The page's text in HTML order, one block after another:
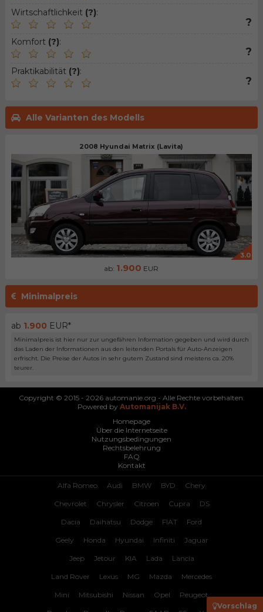
Wirtschaftlichkeit (?):
?
Komfort (?):
?
Praktikabilität (?):
?
Alle Varianten des Modells
2008 Hyundai Matrix (Lavita)
3.0
ab: 1.900 EUR
Minimalpreis
ab 1.900 EUR*
Minimalpreis ist hier nur zur ungefähren Information gegeben und wird durch
das Laden der Informationen aus den leitenden Portals für Auto-Anzeigen
erfrischt. Die Preise der Autos in sehr gutem Zustand sind meistens ca. 20%
teurer.
Vorschlag
Copyright © 2015 - 2026 automanie.org - Alle Rechte vorbehalten.
Powered by Automanijak B.V.
Homepage
Über die Internetseite
Nutzungsbedingungen
Rechtsbelehrung
FAQ
Kontakt
Alfa Romeo Audi BMW BYD Chery
Chevrolet Chrysler Citroen Cupra DS
Dacia Daihatsu Dodge FIAT Ford
Geely Honda Hyundai Infiniti Jaguar
Jeep Jetour KIA Lada Lancia
Land Rover Lexus MG Mazda Mercedes
Mini Mitsubishi Nissan Opel Peugeot